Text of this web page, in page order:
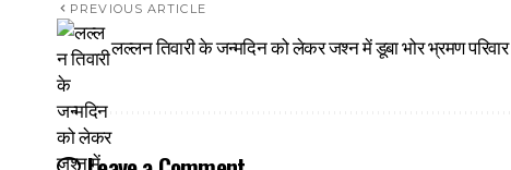
PREVIOUS ARTICLE
लल्लन तिवारी के जन्मदिन को लेकर जश्न में डूबा भोर भ्रमण परिवार